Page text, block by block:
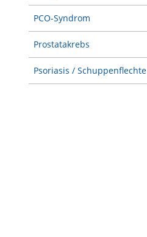
PCO-Syndrom
Prostatakrebs
Psoriasis / Schuppenflechte